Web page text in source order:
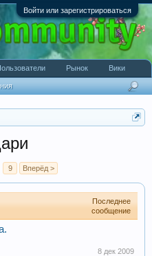
Войти или зарегистрироваться
9 Вперёд >
Последнее
сообщение
8 дек 2009
Рынок Вики